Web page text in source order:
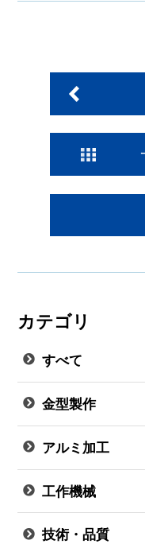
カテゴリ
すべて
金型製作
アルミ加工
工作機械
技術・品質